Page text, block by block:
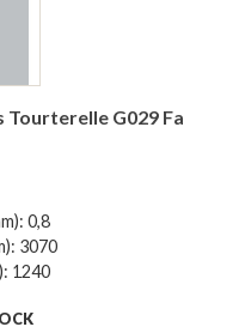
G029 Fa
0,8
3070
1240